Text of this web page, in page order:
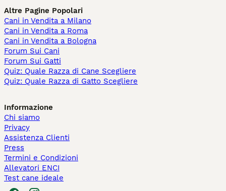
Altre Pagine Popolari
Cani in Vendita a Milano
Cani in Vendita a Roma
Cani in Vendita a Bologna
Forum Sui Cani
Forum Sui Gatti
Quiz: Quale Razza di Cane Scegliere
Quiz: Quale Razza di Gatto Scegliere
Informazione
Chi siamo
Privacy
Assistenza Clienti
Press
Termini e Condizioni
Allevatori ENCI
Test cane ideale